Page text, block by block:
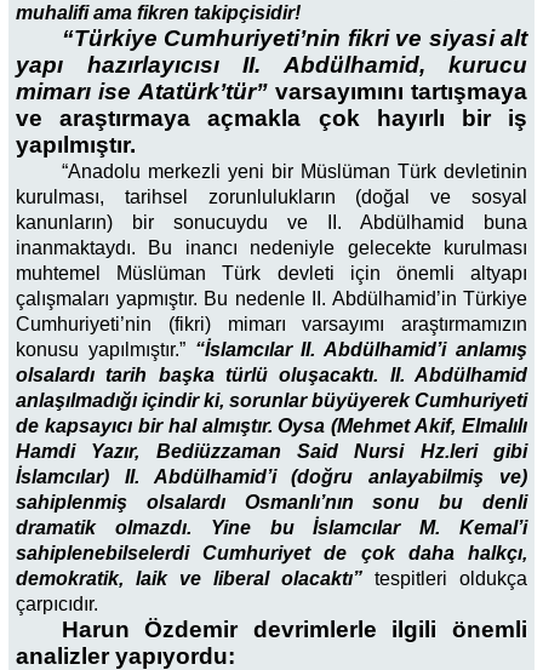
muhalifi ama fikren takipçisidir!
“Türkiye Cumhuriyeti’nin fikri ve siyasi alt
yapı hazırlayıcısı II. Abdülhamid, kurucu
mimarı ise Atatürk’tür”varsayımını tartışmaya
ve araştırmaya açmakla çok hayırlı bir iş
yapılmıştır.
“Anadolu merkezli yeni bir Müslüman Türk devletinin
kurulması, tarihsel zorunlulukların (doğal ve sosyal
kanunların) bir sonucuydu ve II. Abdülhamid buna
inanmaktaydı. Bu inancı nedeniyle gelecekte kurulması
muhtemel Müslüman Türk devleti için önemli altyapı
çalışmaları yapmıştır. Bu nedenle II. Abdülhamid’in Türkiye
Cumhuriyeti’nin (fikri) mimarı varsayımı araştırmamızın
konusu yapılmıştır.” “İslamcılar II. Abdülhamid’i anlamış
olsalardı tarih başka türlü oluşacaktı. II. Abdülhamid
anlaşılmadığı içindir ki, sorunlar büyüyerek Cumhuriyeti
de kapsayıcı bir hal almıştır. Oysa (Mehmet Akif, Elmalılı
Hamdi Yazır, Bediüzzaman Said Nursi Hz.leri gibi
İslamcılar) II. Abdülhamid’i (doğru anlayabilmiş ve)
sahiplenmiş olsalardı Osmanlı’nın sonu bu denli
dramatik olmazdı. Yine bu İslamcılar M. Kemal’i
sahiplenebilselerdi Cumhuriyet de çok daha halkçı,
demokratik, laik ve liberal olacaktı” tespitleri oldukça
çarpıcıdır.
Harun Özdemir devrimlerle ilgili önemli
analizler yapıyordu: